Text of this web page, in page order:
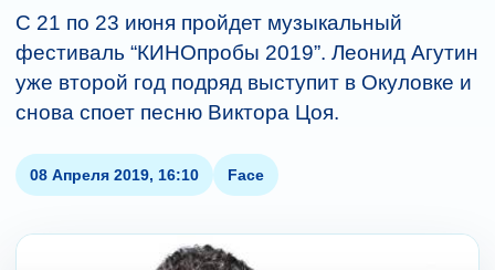
C 21 по 23 июня пройдет музыкальный
фестиваль “КИНОпробы 2019”. Леонид Агутин
уже второй год подряд выступит в Окуловке и
снова споет песню Виктора Цоя.
08 Апреля 2019, 16:10 Face